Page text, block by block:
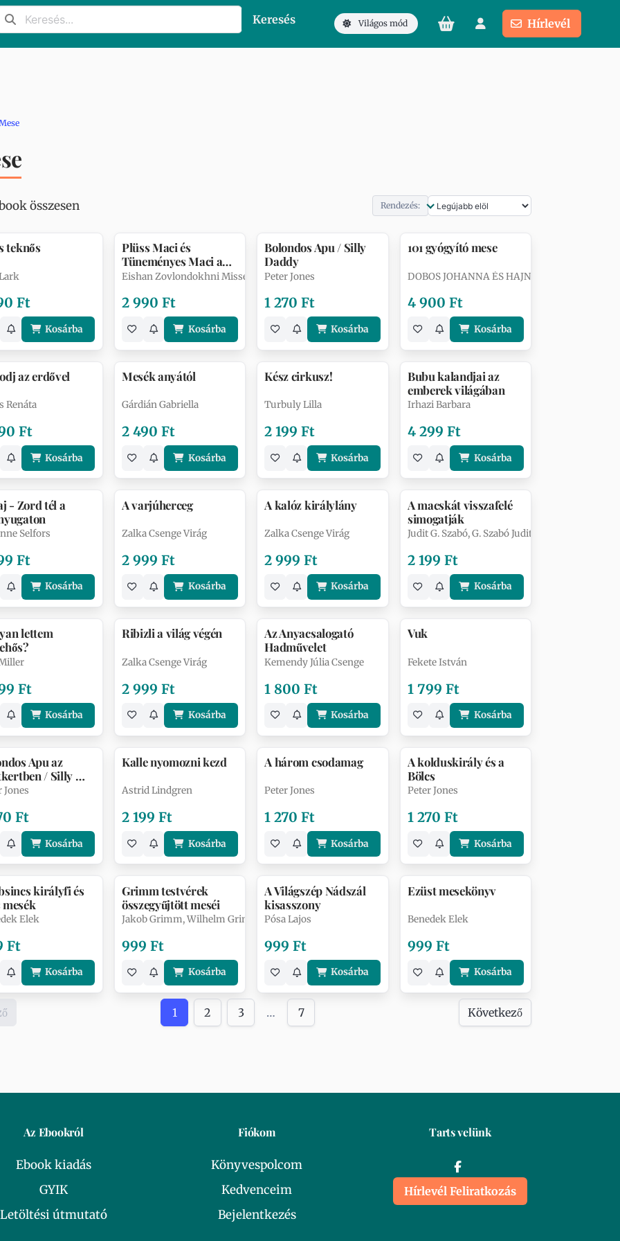
Keresés Világos mód Hírlevél
összesen Rendezés:
teknős
Ft
Kosárba
Plüss Maci és
Tüneményes Maci a
Mézerdőben
Eishan Zovlondokhni Misses
2 990 Ft
Kosárba
Bolondos Apu / Silly
Daddy
Peter Jones
1 270 Ft
Kosárba
101 gyógyító mese
DOBOS JOHANNA ÉS HAJNALKA
4 900 Ft
Kosárba
az erdővel
Renáta
Ft
Kosárba
Mesék anyától
Gárdián Gabriella
2 490 Ft
Kosárba
Kész cirkusz!
Turbuly Lilla
2 199 Ft
Kosárba
Bubu kalandjai az
emberek világában
Irhazi Barbara
4 299 Ft
Kosárba
- Zord tél a
Selfors
Ft
Kosárba
A varjúherceg
Zalka Csenge Virág
2 999 Ft
Kosárba
A kalóz királylány
Zalka Csenge Virág
2 999 Ft
Kosárba
A macskát visszafelé
simogatják
Judit G. Szabó, G. Szabó Judit
2 199 Ft
Kosárba
lettem
Ft
Kosárba
Ribizli a világ végén
Zalka Csenge Virág
2 999 Ft
Kosárba
Az Anyacsalogató
Hadművelet
Kemendy Júlia Csenge
1 800 Ft
Kosárba
Vuk
Fekete István
1 799 Ft
Kosárba
Apu az
/ Silly
in th…
Jones
Ft
Kosárba
Kalle nyomozni kezd
Astrid Lindgren
2 199 Ft
Kosárba
A három csodamag
Peter Jones
1 270 Ft
Kosárba
A kolduskirály és a
Bölcs
Peter Jones
1 270 Ft
Kosárba
királyfi és
Elek
Ft
Kosárba
Grimm testvérek
összegyűjtött meséi
Jakob Grimm, Wilhelm Grimm
999 Ft
Kosárba
A Világszép Nádszál
kisasszony
Pósa Lajos
999 Ft
Kosárba
Ezüst mesekönyv
Benedek Elek
999 Ft
Kosárba
Következő
1 2 3 … 7
Az Ebookról
Ebook kiadás
GYIK
Letöltési útmutató
Fiókom
Könyvespolcom
Kedvenceim
Bejelentkezés
Tarts velünk
Hírlevél Feliratkozás